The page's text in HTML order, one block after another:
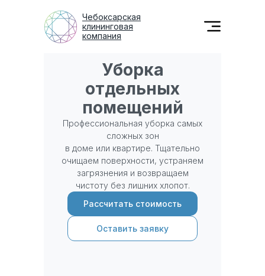
Чебоксарская
клининговая
компания
Уборка
отдельных
помещений
Профессиональная уборка самых
сложных зон
в доме или квартире. Тщательно
очищаем поверхности, устраняем
загрязнения и возвращаем
чистоту без лишних хлопот.
Рассчитать стоимость
Оставить заявку